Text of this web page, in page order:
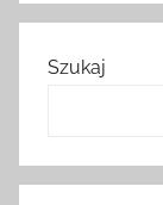
Szukaj